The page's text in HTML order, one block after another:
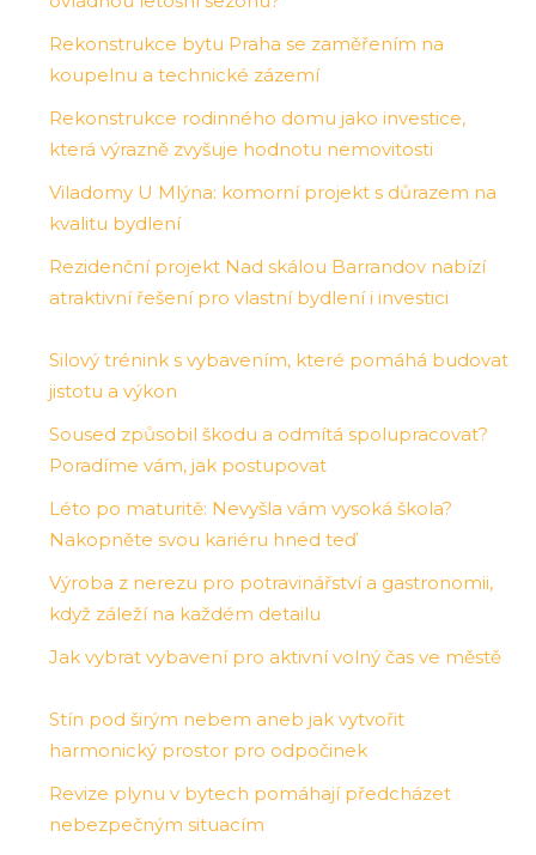
Rekonstrukce bytu Praha se zaměřením na
koupelnu a technické zázemí
Rekonstrukce rodinného domu jako investice,
která výrazně zvyšuje hodnotu nemovitosti
Viladomy U Mlýna: komorní projekt s důrazem na
kvalitu bydlení
Rezidenční projekt Nad skálou Barrandov nabízí
atraktivní řešení pro vlastní bydlení i investici
Silový trénink s vybavením, které pomáhá budovat
jistotu a výkon
Soused způsobil škodu a odmítá spolupracovat?
Poradíme vám, jak postupovat
Léto po maturitě: Nevyšla vám vysoká škola?
Nakopněte svou kariéru hned teď
Výroba z nerezu pro potravinářství a gastronomii,
když záleží na každém detailu
Jak vybrat vybavení pro aktivní volný čas ve městě
Stín pod širým nebem aneb jak vytvořit
harmonický prostor pro odpočinek
Revize plynu v bytech pomáhají předcházet
nebezpečným situacím